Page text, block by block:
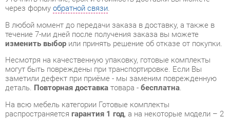
Несмотря на качественную упаковку, готовые комплекты
могут быть повреждены при транспортировке. Если Вы
заметили дефект при приёме - мы заменим поврежденную
деталь.Повторная доставкатовара -бесплатна.
распространяетсягарантия 1 год, а на некоторые модели – 2
года с момента приобретения.
Прихожая Ивару Берген 5 Дуб Крафт Золотой Черный
соответствующее современному государственному
стандарту.